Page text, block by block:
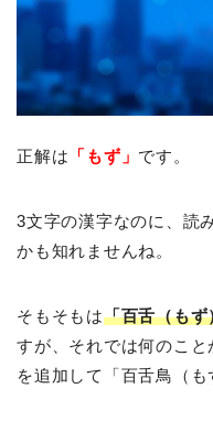
正解は 「もず」 です。
3文字の漢字なのに、読
かも知れませんね。
そもそもは「百舌（もず
すが、それでは何のこ
を追加して「百舌鳥（も